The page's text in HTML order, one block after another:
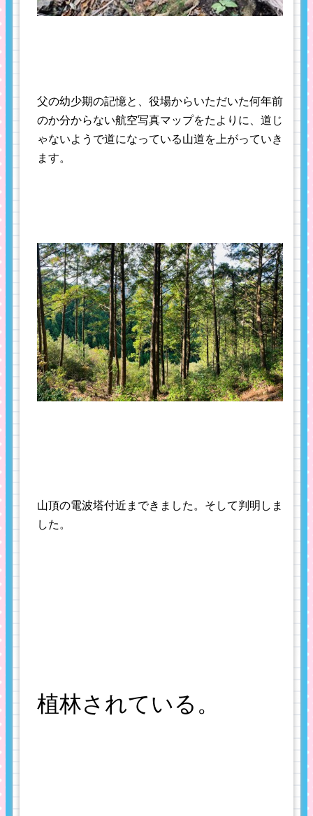
父の幼少期の記憶と、役場からいただいた何年前
のか分からない航空写真マップをたよりに、道じ
ゃないようで道になっている山道を上がっていき
ます。
山頂の電波塔付近まできました。そして判明しま
した。
植林されている。